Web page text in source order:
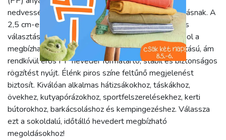
nedvességnek, penésznek, UV sugárzásnak és kopásnak. A
2,5 cm-es szélesség és az anyag szilárdsága ideális
választássá teszi számos felhasználási területre, ahol a
megbízhatóság elengedhetetlen. A kellemes tapintású, ám
rendkívül erős PP heveder formatartó, stabil és biztonságos
rögzítést nyújt. Élénk piros színe feltűnő megjelenést
biztosít. Kiválóan alkalmas hátizsákokhoz, táskákhoz,
övekhez, kutyapórázokhoz, sportfelszerelésekhez, kerti
bútorokhoz, barkácsoláshoz és kempingezéshez. Válassza
ezt a sokoldalú, időtálló hevedert megbízható
megoldásokhoz!